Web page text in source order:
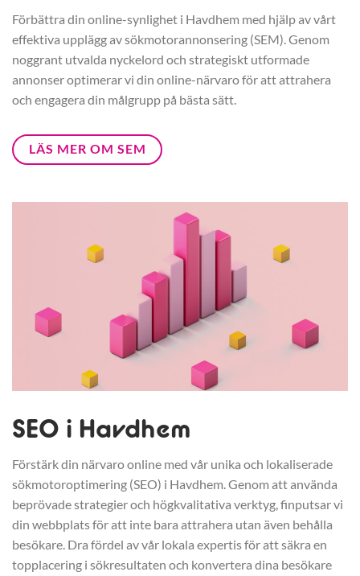
Förbättra din online-synlighet i Havdhem med hjälp av vårt
effektiva upplägg av sökmotorannonsering (SEM). Genom
noggrant utvalda nyckelord och strategiskt utformade
annonser optimerar vi din online-närvaro för att attrahera
och engagera din målgrupp på bästa sätt.
LÄS MER OM SEM
SEO i Havdhem
Förstärk din närvaro online med vår unika och lokaliserade
sökmotoroptimering (SEO) i Havdhem. Genom att använda
beprövade strategier och högkvalitativa verktyg, finputsar vi
din webbplats för att inte bara attrahera utan även behålla
besökare. Dra fördel av vår lokala expertis för att säkra en
topplacering i sökresultaten och konvertera dina besökare